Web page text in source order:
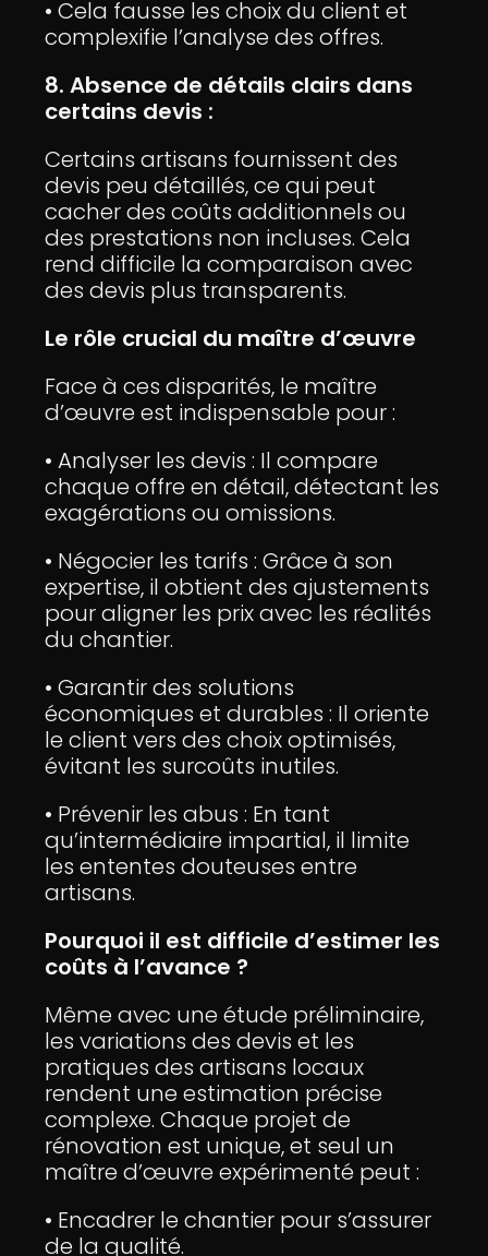
• Cela fausse les choix du client et
complexifie l’analyse des offres.
8. Absence de détails clairs dans
certains devis :
Certains artisans fournissent des
devis peu détaillés, ce qui peut
cacher des coûts additionnels ou
des prestations non incluses. Cela
rend difficile la comparaison avec
des devis plus transparents.
Le rôle crucial du maître d’œuvre
Face à ces disparités, le maître
d’œuvre est indispensable pour :
• Analyser les devis : Il compare
chaque offre en détail, détectant les
exagérations ou omissions.
• Négocier les tarifs : Grâce à son
expertise, il obtient des ajustements
pour aligner les prix avec les réalités
du chantier.
• Garantir des solutions
économiques et durables : Il oriente
le client vers des choix optimisés,
évitant les surcoûts inutiles.
• Prévenir les abus : En tant
qu’intermédiaire impartial, il limite
les ententes douteuses entre
artisans.
Pourquoi il est difficile d’estimer les
coûts à l’avance ?
Même avec une étude préliminaire,
les variations des devis et les
pratiques des artisans locaux
rendent une estimation précise
complexe. Chaque projet de
rénovation est unique, et seul un
maître d’œuvre expérimenté peut :
• Encadrer le chantier pour s’assurer
de la qualité.